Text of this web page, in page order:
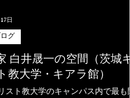
白井晟一の空間（茨城キ
教大学・キアラ館）
スト教大学のキャンパス内で最も閑
グ
日